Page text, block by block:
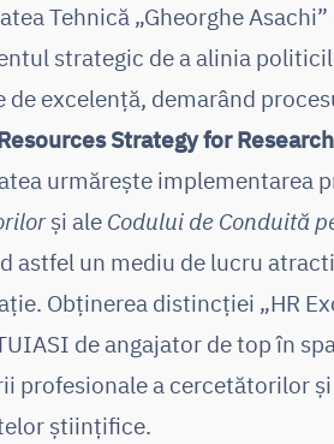
Tehnică „Gheorghe
strategic de a alinia
de excelență, demarând
Strategy for
urmărește implementarea
și ale Codului de Conduită
astfel un mediu de lucru
Obținerea distincției „HR
de angajator de top în
profesionale a cercetătorilor
științifice.